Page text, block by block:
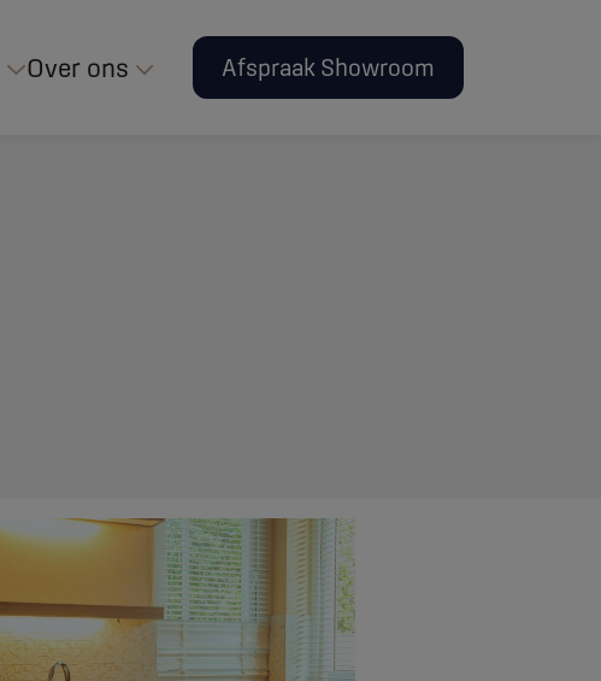
Over ons Afspraak Showroom